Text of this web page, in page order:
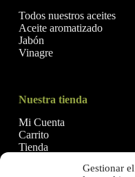
Gestionar
Todos nuestros aceites
Aceite aromatizado
Jabón
Vinagre
Nuestra tienda
Mi Cuenta
Carrito
Tienda